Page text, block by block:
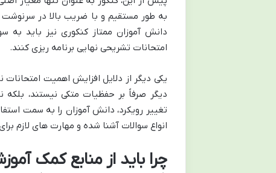
به طور مستقیم و با ضریب بالا در
دانش آموزان ممتاز کنکوری نیز باید
امتحانات تشریحی نهایی برنامه ریزی کنند.
یکی دیگر از دلایل افزایش اهمیت
دیگر صرفاً بر حفظیات متکی نیستند، بلکه
تغییر رویکرد، دانش آموزان را به سمت
انواع سوالات آشنا شده و مهارت های لازم
چرا باید از منابع کمک